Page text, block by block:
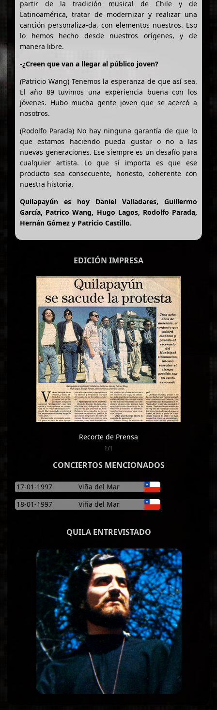
partir de la tradición musical de Chile y de
Latinoamérica, tratar de modernizar y realizar una
canción personaliza-da, con elementos nuestros. Eso
lo hemos hecho desde nuestros orígenes, y de
manera libre.
-¿Creen que van a llegar al público joven?
(Patricio Wang) Tenemos la esperanza de que así sea.
El año 89 tuvimos una experiencia buena con los
jóvenes. Hubo mucha gente joven que se acercó a
nosotros.
(Rodolfo Parada) No hay ninguna garantía de que lo
que estamos haciendo pueda gustar o no a las
nuevas generaciones. Ese siempre es un desafío para
cualquier artista. Lo que sí importa es que ese
producto sea consecuente, honesto, coherente con
nuestra historia.
Quilapayún es hoy Daniel Valladares, Guillermo
García, Patrico Wang, Hugo Lagos, Rodolfo Parada,
Hernán Gómez y Patricio Castillo.
EDICIÓN IMPRESA
Recorte de Prensa
1/1
CONCIERTOS MENCIONADOS
17-01-1997
Viña del Mar
18-01-1997
Viña del Mar
QUILA ENTREVISTADO